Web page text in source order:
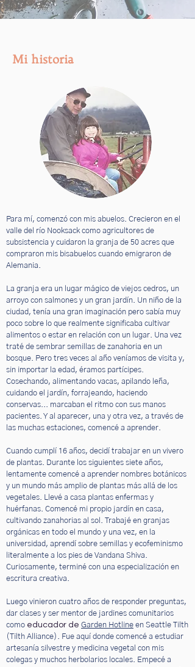
Mi historia
Para mí, comenzó con mis abuelos. Crecieron en el
valle del río Nooksack como agricultores de
subsistencia y cuidaron la granja de 50 acres que
compraron mis bisabuelos cuando emigraron de
Alemania.
La granja era un lugar mágico de viejos cedros, un
arroyo con salmones y un gran jardín. Un niño de la
ciudad, tenía una gran imaginación pero sabía muy
poco sobre lo que realmente significaba cultivar
alimentos o estar en relación con un lugar. Una vez
traté de sembrar semillas de zanahoria en un
bosque. Pero tres veces al año veníamos de visita y,
sin importar la edad, éramos partícipes.
Cosechando, alimentando vacas, apilando leña,
cuidando el jardín, forrajeando, haciendo
conservas... marcaban el ritmo con sus manos
pacientes. Y al aparecer, una y otra vez, a través de
las muchas estaciones, comencé a aprender.
Cuando cumplí 16 años, decidí trabajar en un vivero
de plantas. Durante los siguientes siete años,
lentamente comencé a aprender nombres botánicos
y un mundo más amplio de plantas más allá de los
vegetales. Llevé a casa plantas enfermas y
huérfanas. Comencé mi propio jardín en casa,
cultivando zanahorias al sol. Trabajé en granjas
orgánicas en todo el mundo y una vez, en la
universidad, aprendí sobre semillas y ecofeminismo
literalmente a los pies de Vandana Shiva.
Curiosamente, terminé con una especialización en
escritura creativa.
Luego vinieron cuatro años de responder preguntas,
dar clases y ser mentor de jardines comunitarios
como educador de Garden Hotline en Seattle Tilth
(Tilth Alliance). Fue aquí donde comencé a estudiar
artesanía silvestre y medicina vegetal con mis
colegas y muchos herbolarios locales. Empecé a